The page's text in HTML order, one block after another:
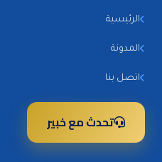
الرئيسية
المدونة
اتصل بنا
تحدث مع خبير